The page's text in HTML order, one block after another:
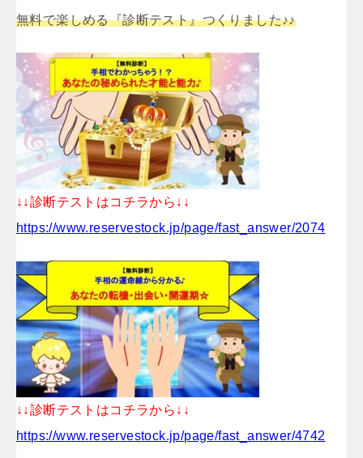
無料で楽しめる『診断テスト』つくりました♪♪
↓↓診断テストはコチラから↓↓
https://www.reservestock.jp/page/fast_answer/2074
↓↓診断テストはコチラから↓↓
https://www.reservestock.jp/page/fast_answer/4742